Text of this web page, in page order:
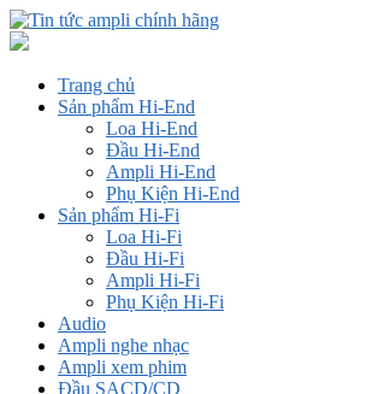
Trang chủ
Sản phẩm Hi-End
Loa Hi-End
Đầu Hi-End
Ampli Hi-End
Phụ Kiện Hi-End
Sản phẩm Hi-Fi
Loa Hi-Fi
Đầu Hi-Fi
Ampli Hi-Fi
Phụ Kiện Hi-Fi
Audio
Ampli nghe nhạc
Ampli xem phim
Đầu SACD/CD